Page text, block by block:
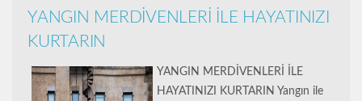
YANGIN MERDİVENLERİ İLE HAYATINIZI
KURTARIN
YANGIN MERDİVENLERİ İLE
HAYATINIZI KURTARIN Yangın ile